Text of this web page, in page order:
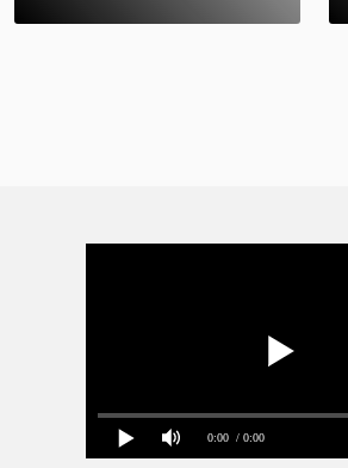
0:00 / 0:00